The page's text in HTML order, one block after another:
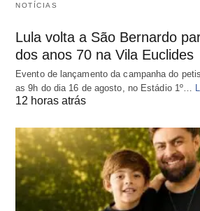
NOTÍCIAS
Lula volta a São Bernardo
dos anos 70 na Vila Euclides
Evento de lançamento da campanha do
as 9h do dia 16 de agosto, no Estádio 1º…
12 horas atrás